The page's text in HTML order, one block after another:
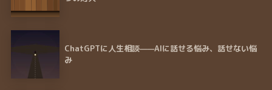
ChatGPTに人生相談——AIに話せる悩み、話せない悩
み